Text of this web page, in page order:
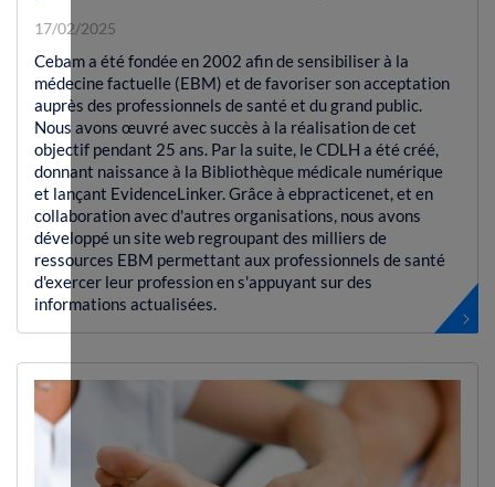
17/02/2025
Cebam a été fondée en 2002 afin de sensibiliser à la
médecine factuelle (EBM) et de favoriser son acceptation
auprès des professionnels de santé et du grand public.
Nous avons œuvré avec succès à la réalisation de cet
objectif pendant 25 ans. Par la suite, le CDLH a été créé,
donnant naissance à la Bibliothèque médicale numérique
et lançant EvidenceLinker. Grâce à ebpracticenet, et en
collaboration avec d'autres organisations, nous avons
développé un site web regroupant des milliers de
ressources EBM permettant aux professionnels de santé
d'exercer leur profession en s'appuyant sur des
informations actualisées.